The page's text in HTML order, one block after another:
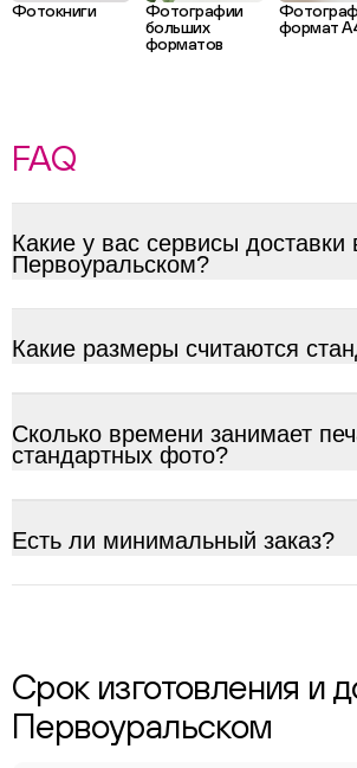
Фотокниги
Фотографии
больших
форматов
формат
FAQ
Какие у вас сервисы доставки
Первоуральском?
Какие размеры считаются
Сколько времени занимает
стандартных фото?
Есть ли минимальный заказ?
Срок изготовления и
Первоуральском